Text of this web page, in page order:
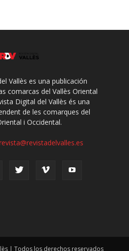
Vallès es una publicación
comarcas del Vallès Oriental
Digital del Vallès és una
de les comarques del
i Occidental.
| Todos los derechos reservados